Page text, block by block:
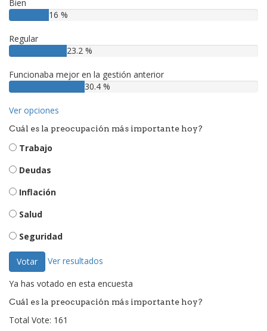
Bien
16 %
Regular
23.2 %
Funcionaba mejor en la gestión anterior
30.4 %
Ver opciones
Cuál es la preocupación más importante hoy?
Trabajo
Deudas
Inflación
Salud
Seguridad
Votar Ver resultados
Ya has votado en esta encuesta
Cuál es la preocupación más importante hoy?
Total Vote: 161